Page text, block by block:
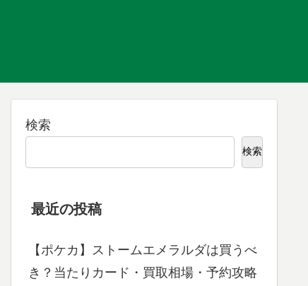
検索
検索
最近の投稿
【ポケカ】ストームエメラルダは買うべ
き？当たりカード・買取相場・予約攻略